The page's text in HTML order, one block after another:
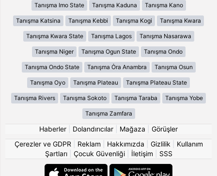
Tanışma Imo State Tanışma Kaduna Tanışma Kano
Tanışma Katsina Tanışma Kebbi Tanışma Kogi Tanışma Kwara
Tanışma Kwara State Tanışma Lagos Tanışma Nasarawa
Tanışma Niger Tanışma Ogun State Tanışma Ondo
Tanışma Ondo State Tanışma Ȯra Anambra Tanışma Osun
Tanışma Oyo Tanışma Plateau Tanışma Plateau State
Tanışma Rivers Tanışma Sokoto Tanışma Taraba Tanışma Yobe
Tanışma Zamfara
Haberler Dolandırıcılar Mağaza
Görüşler
Çerezler ve GDPR
Reklam Hakkımızda Gizlilik
Kullanım
Şartları| Çocuk Güvenliği| İletişim SSS